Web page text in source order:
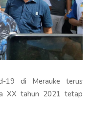
19 di Merauke terus
XX tahun 2021 tetap